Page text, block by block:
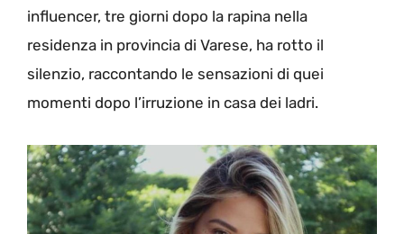
influencer, tre giorni dopo la rapina nella
residenza in provincia di Varese, ha rotto il
silenzio, raccontando le sensazioni di quei
momenti dopo l’irruzione in casa dei ladri.